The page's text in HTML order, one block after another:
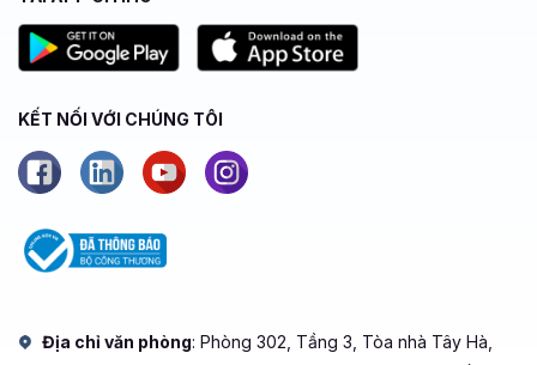
KẾT NỐI VỚI CHÚNG TÔI
Địa chỉ văn phòng: Phòng 302, Tầng 3, Tòa nhà Tây Hà,